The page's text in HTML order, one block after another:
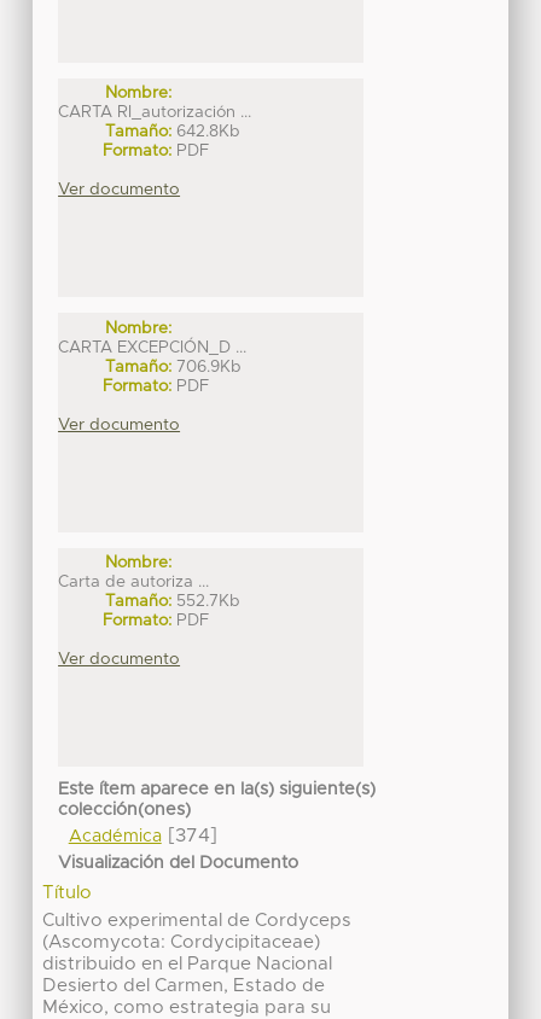
Nombre:
CARTA RI_autorización ...
Tamaño: 642.8Kb
Formato: PDF
Ver documento
Nombre:
CARTA EXCEPCIÓN_D ...
Tamaño: 706.9Kb
Formato: PDF
Ver documento
Nombre:
Carta de autoriza ...
Tamaño: 552.7Kb
Formato: PDF
Ver documento
Este ítem aparece en la(s) siguiente(s)
colección(ones)
Académica[374]
Visualización del Documento
Título
Cultivo experimental de Cordyceps
(Ascomycota: Cordycipitaceae)
distribuido en el Parque Nacional
Desierto del Carmen, Estado de
México, como estrategia para su